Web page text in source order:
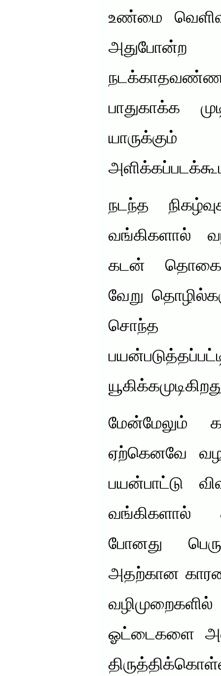
உண்மை
பாதுகாக்க
நடந்த
வங்கிகளால்
கடன் தொகை,
வேறு
சொந்த
மேன்மேலும்
ஏற்கெனவே
பயன்பாட்டு
வங்கிகளால்
போனது
அதற்கான
ஓட்டைகளை